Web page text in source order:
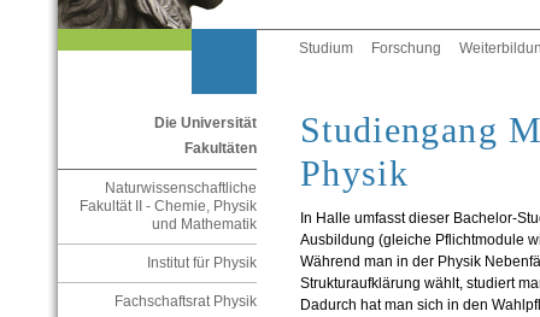
Studium Forschung
Die Universität
Fakultäten
Naturwissenschaftliche
Fakultät II - Chemie, Physik
und Mathematik
Institut für Physik
Fachschaftsrat Physik
Studiengang
Physik
In Halle umfasst dieser Bachelor-
Ausbildung (gleiche Pflichtmodule
Während man in der Physik
Strukturaufklärung wählt, studiert
Dadurch hat man sich in den